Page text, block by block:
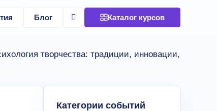
Блог Каталог курсов
творчества: традиции, инновации,
Категории событий